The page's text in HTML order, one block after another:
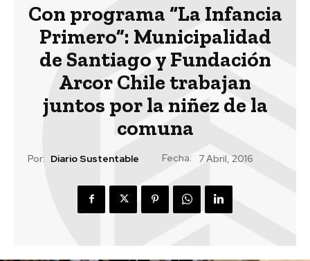
Con programa “La Infancia
Primero”: Municipalidad
de Santiago y Fundación
Arcor Chile trabajan
juntos por la niñez de la
comuna
Por: Diario Sustentable Fecha: 7 Abril, 2016